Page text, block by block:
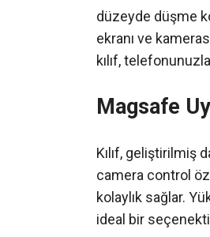
düzeyde düşme
ekranı ve
kılıf,
Magsafe
Kılıf, geliştirilmiş
camera control
kolaylık sağlar.
ideal bir